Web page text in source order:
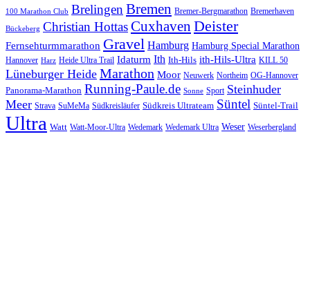
100 Marathon Club BrelingenBremen Bremer-Bergmarathon Bremerhaven
Bückeberg Christian HottasCuxhaven Deister
Fernsehturmmarathon Gravel Hamburg Hamburg Special Marathon
Hannover Harz Heide Ultra Trail Idaturm Ith Ith-Hils ith-Hils-Ultra KILL 50
Lüneburger Heide Marathon Moor Neuwerk Northeim OG-Hannover
Panorama-Marathon Running-Paule.de Sonne Sport Steinhuder
Meer Strava SuMeMa Südkreisläufer Südkreis Ultrateam Süntel Süntel-Trail
Ultra Watt Watt-Moor-Ultra Wedemark Wedemark Ultra Weser Weserbergland